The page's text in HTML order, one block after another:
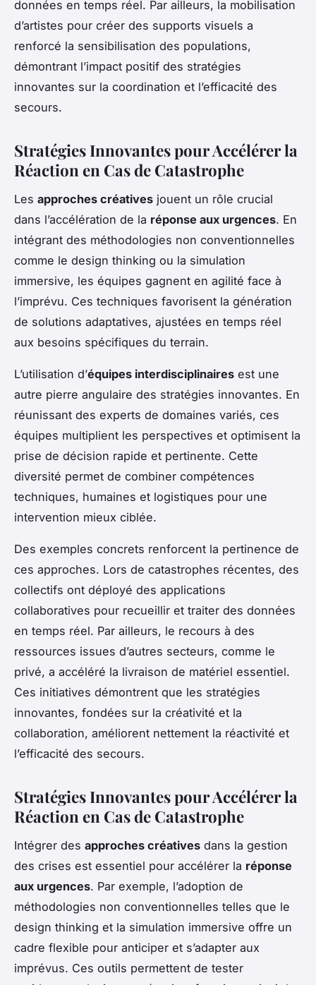
données en temps réel. Par ailleurs, la mobilisation
d’artistes pour créer des supports visuels a
renforcé la sensibilisation des populations,
démontrant l’impact positif des stratégies
innovantes sur la coordination et l’efficacité des
secours.
Stratégies Innovantes pour Accélérer la
Réaction en Cas de Catastrophe
Les approches créatives jouent un rôle crucial
dans l’accélération de la réponse aux urgences. En
intégrant des méthodologies non conventionnelles
comme le design thinking ou la simulation
immersive, les équipes gagnent en agilité face à
l’imprévu. Ces techniques favorisent la génération
de solutions adaptatives, ajustées en temps réel
aux besoins spécifiques du terrain.
L’utilisation d’équipes interdisciplinaires est une
autre pierre angulaire des stratégies innovantes. En
réunissant des experts de domaines variés, ces
équipes multiplient les perspectives et optimisent la
prise de décision rapide et pertinente. Cette
diversité permet de combiner compétences
techniques, humaines et logistiques pour une
intervention mieux ciblée.
Des exemples concrets renforcent la pertinence de
ces approches. Lors de catastrophes récentes, des
collectifs ont déployé des applications
collaboratives pour recueillir et traiter des données
en temps réel. Par ailleurs, le recours à des
ressources issues d’autres secteurs, comme le
privé, a accéléré la livraison de matériel essentiel.
Ces initiatives démontrent que les stratégies
innovantes, fondées sur la créativité et la
collaboration, améliorent nettement la réactivité et
l’efficacité des secours.
Stratégies Innovantes pour Accélérer la
Réaction en Cas de Catastrophe
Intégrer des approches créatives dans la gestion
des crises est essentiel pour accélérer la réponse
aux urgences. Par exemple, l’adoption de
méthodologies non conventionnelles telles que le
design thinking et la simulation immersive offre un
cadre flexible pour anticiper et s’adapter aux
imprévus. Ces outils permettent de tester